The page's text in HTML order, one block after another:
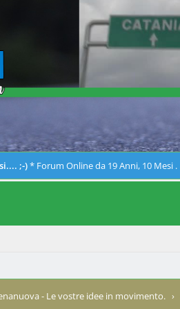
;-)* Forum Online da 19 Anni, 10 Mesi .
- Le vostre idee in movimento. ›